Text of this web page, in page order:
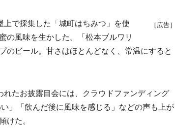
［広告］
で採集した「城町はちみつ」を使
の風味を生かした。「松本ブルワリ
のビール。甘さはほとんどなく、常温にすると
たお披露目会には、クラウドファンディング
」「飲んだ後に風味を感じる」などの声も上が
けた。